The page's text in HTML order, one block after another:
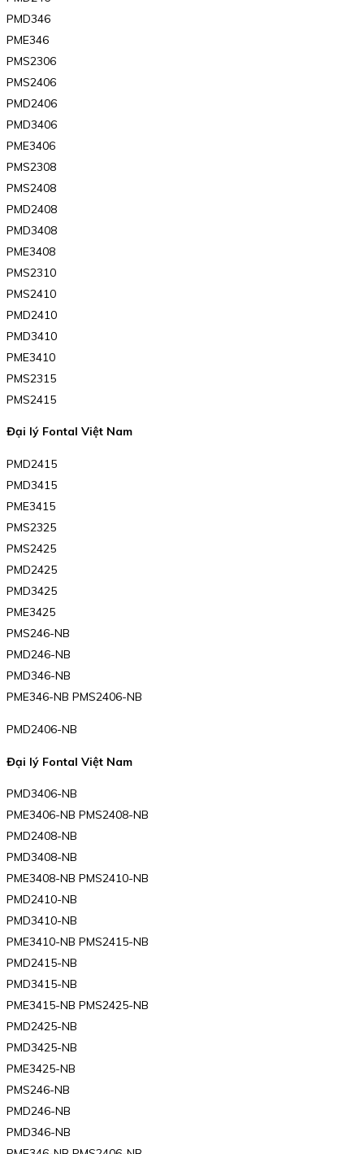
PMD346
PME346
PMS2306
PMS2406
PMD2406
PMD3406
PME3406
PMS2308
PMS2408
PMD2408
PMD3408
PME3408
PMS2310
PMS2410
PMD2410
PMD3410
PME3410
PMS2315
PMS2415
Đại lý Fontal Việt Nam
PMD2415
PMD3415
PME3415
PMS2325
PMS2425
PMD2425
PMD3425
PME3425
PMS246-NB
PMD246-NB
PMD346-NB
PME346-NB PMS2406-NB
PMD2406-NB
Đại lý Fontal Việt Nam
PMD3406-NB
PME3406-NB PMS2408-NB
PMD2408-NB
PMD3408-NB
PME3408-NB PMS2410-NB
PMD2410-NB
PMD3410-NB
PME3410-NB PMS2415-NB
PMD2415-NB
PMD3415-NB
PME3415-NB PMS2425-NB
PMD2425-NB
PMD3425-NB
PME3425-NB
PMS246-NB
PMD246-NB
PMD346-NB